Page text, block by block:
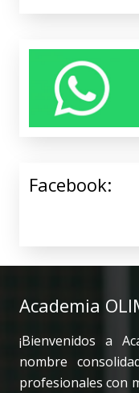
Facebook:
Academia
¡Bienvenidos a
nombre
profesionales con